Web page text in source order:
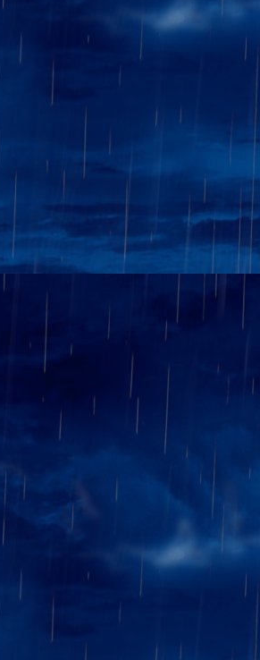
charmante épouse.....
Au quatrième, René,
qu'il put, son adversaire
s'inclina malgré tout, mais
Au deuxième échiquier,
une 1895, belle partie de
goûts douteux en matière
samedi soir ....) mais
malheureusement, s'incliner
Au troisième échiquier, je
partie de ma part, la
longtemps égale, la nulle
en finale de mon adversaire
3-0
Enfin, au premier, restait
plus de 1950. Eric,
embarqué, dans une finale
Mais un pion passé et la